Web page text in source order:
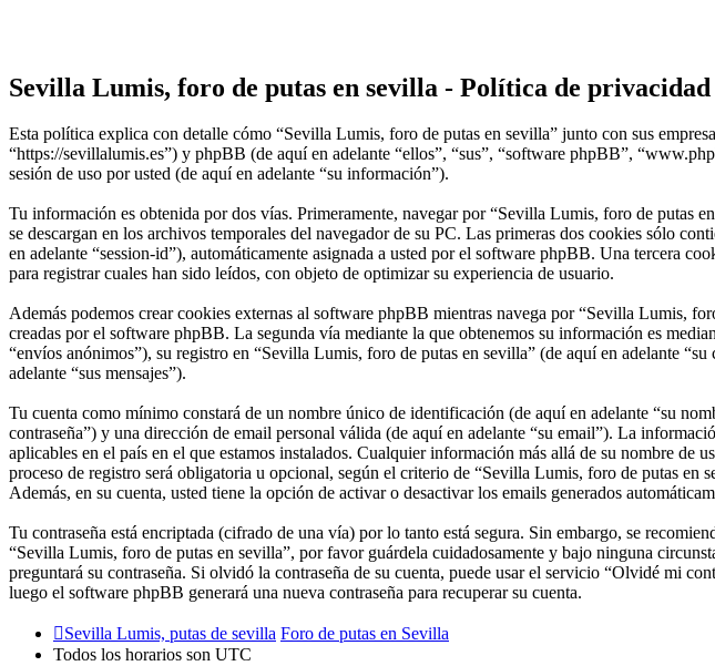
Sevilla Lumis, foro de putas en sevilla - Política de privacidad
Esta política explica con detalle cómo “Sevilla Lumis, foro de putas en sevilla” junto con sus
“https://sevillalumis.es”) y phpBB (de aquí en adelante “ellos”, “sus”, “software phpBB”,
sesión de uso por usted (de aquí en adelante “su información”).
Tu información es obtenida por dos vías. Primeramente, navegar por “Sevilla Lumis, foro de putas
se descargan en los archivos temporales del navegador de su PC. Las primeras dos cookies sólo
en adelante “session-id”), automáticamente asignada a usted por el software phpBB. Una tercera
para registrar cuales han sido leídos, con objeto de optimizar su experiencia de usuario.
Además podemos crear cookies externas al software phpBB mientras navega por “Sevilla Lumis,
creadas por el software phpBB. La segunda vía mediante la que obtenemos su información es
“envíos anónimos”), su registro en “Sevilla Lumis, foro de putas en sevilla” (de aquí en adelante
adelante “sus mensajes”).
Tu cuenta como mínimo constará de un nombre único de identificación (de aquí en adelante “su
contraseña”) y una dirección de email personal válida (de aquí en adelante “su email”). La
aplicables en el país en el que estamos instalados. Cualquier información más allá de su nombre
proceso de registro será obligatoria u opcional, según el criterio de “Sevilla Lumis, foro de putas
Además, en su cuenta, usted tiene la opción de activar o desactivar los emails generados
Tu contraseña está encriptada (cifrado de una vía) por lo tanto está segura. Sin embargo, se
“Sevilla Lumis, foro de putas en sevilla”, por favor guárdela cuidadosamente y bajo ninguna
preguntará su contraseña. Si olvidó la contraseña de su cuenta, puede usar el servicio “Olvidé mi
luego el software phpBB generará una nueva contraseña para recuperar su cuenta.
Sevilla Lumis, putas de sevilla Foro de putas en Sevilla
Todos los horarios son UTC